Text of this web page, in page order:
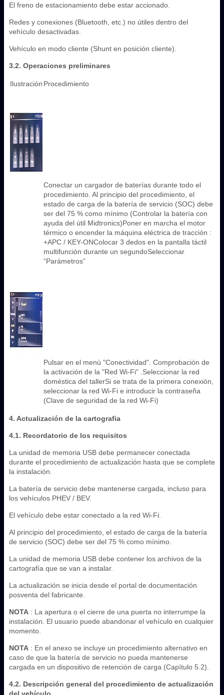
El freno de estacionamiento debe estar accionado.
Redes y conexiones (Bluetooth, etc.) no útiles dentro del
vehículo desactivadas.
Vehículo en modo cliente (Shunt en posición cliente).
3.2. Operaciones preliminares
Ilustración Procedimiento
Conectar un cargador de baterías durante todo el
procedimiento. Al principio del procedimiento, el
estado de carga de la batería de servicio (SOC) debe
ser del 75 % como mínimo (Controlar la batería con
ayuda del útil Midtronics)Poner en marcha el motor
térmico o encender la máquina eléctrica de tracción :
+APC / KEY-ONColocar 3 dedos en la pantalla táctil
multifunción durante un segundoSeleccionar
“Parámetros”
Pulsar en el menú "Conectividad". Comprobación de
la activación de la "Red Wi-Fi" .Seleccionar la red
doméstica del tallerSi se trata de la primera conexión,
seleccionar la red Wi-Fi e introducir la contraseña
(Clave de seguridad de la red Wi-Fi)
4. Actualización de la cartografia
4.1. Recordatorio de los requisitos
La unidad de memoria USB debe permanecer conectada
durante el procedimiento de actualización hasta que se complete
la instalación.
La batería de servicio debe mantenerse cargada, incluso para
los vehículos PHEV / BEV.
El vehículo debe estar conectado a la red Wi-Fi.
Al principio del procedimiento, el estado de carga de la batería
de servicio (SOC) debe ser del 75 % como mínimo.
La unidad de memoria USB debe contener los archivos de la
cartografía que se van a instalar.
La actualización se inicia desde el portal de documentación
posventa del fabricante.
NOTA : La apertura o el cierre de una puerta no interrumpe la
instalación. El usuario puede abandonar el vehículo en cualquier
momento.
NOTA : En el anexo se incluye un procedimiento alternativo en
caso de que la batería de servicio no pueda mantenerse
cargada en un dispositivo de retención de carga (Capítulo 5.2).
4.2. Descripción general del procedimiento de actualización
del vehículo